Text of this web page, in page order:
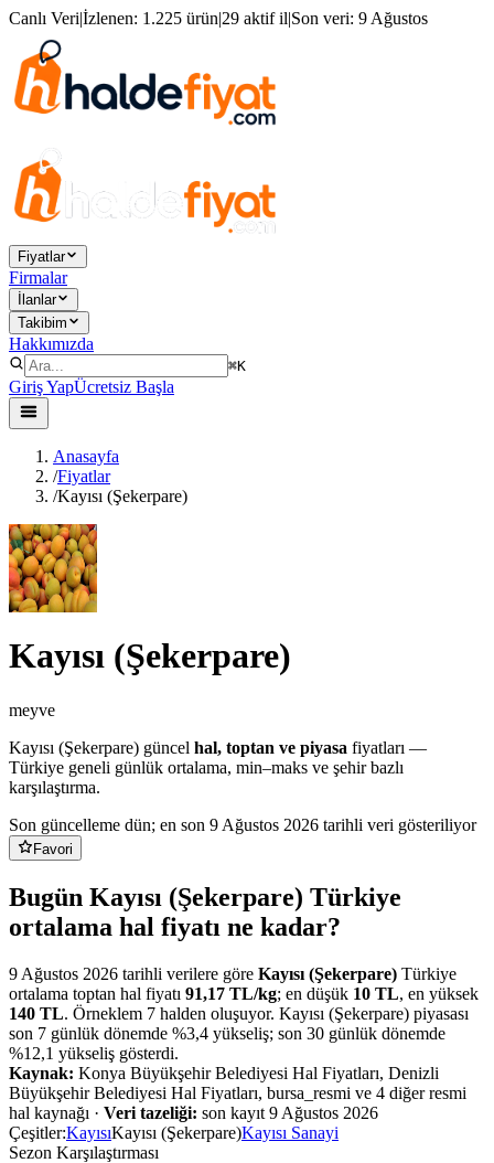
Canlı Veri|İzlenen: 1.225 ürün|29 aktif il|Son veri: 9 Ağustos
Fiyatlar
Firmalar
İlanlar
Takibim
Hakkımızda
⌘K
Giriş YapÜcretsiz Başla
Anasayfa
/Fiyatlar
/Kayısı (Şekerpare)
Kayısı (Şekerpare)
meyve
Kayısı (Şekerpare) güncel hal, toptan ve piyasa fiyatları —
Türkiye geneli günlük ortalama, min–maks ve şehir bazlı
karşılaştırma.
Son güncelleme dün; en son 9 Ağustos 2026 tarihli veri gösteriliyor
Favori
Bugün Kayısı (Şekerpare) Türkiye
ortalama hal fiyatı ne kadar?
9 Ağustos 2026 tarihli verilere göre Kayısı (Şekerpare) Türkiye
ortalama toptan hal fiyatı 91,17 TL/kg; en düşük 10 TL, en yüksek
140 TL. Örneklem 7 halden oluşuyor. Kayısı (Şekerpare) piyasası
son 7 günlük dönemde %3,4 yükseliş; son 30 günlük dönemde
%12,1 yükseliş gösterdi.
Kaynak: Konya Büyükşehir Belediyesi Hal Fiyatları, Denizli
Büyükşehir Belediyesi Hal Fiyatları, bursa_resmi ve 4 diğer resmi
hal kaynağı · Veri tazeliği: son kayıt 9 Ağustos 2026
Çeşitler:KayısıKayısı (Şekerpare)Kayısı Sanayi
Sezon Karşılaştırması